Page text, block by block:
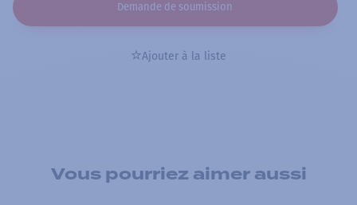
Demande de soumission
Ajouter à la liste
Vous pourriez aimer aussi